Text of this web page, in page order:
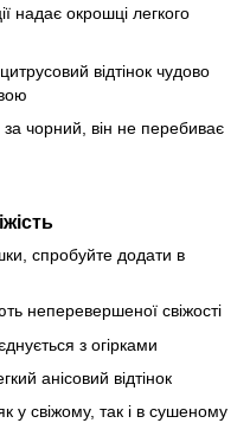
надає окрошці легкого
відтінок чудово
за чорний, він не перебиває
спробуйте додати в
неперевершеної свіжості
з огірками
анісовий відтінок
у свіжому, так і в сушеному